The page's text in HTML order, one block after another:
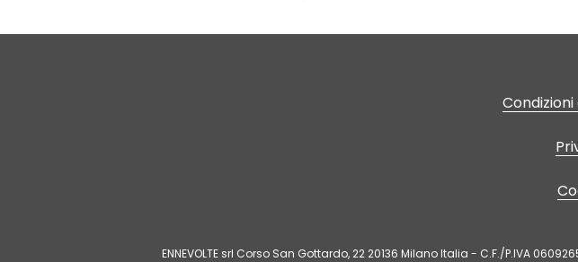
ENNEVOLTE srl Corso San Gottardo, 22 20136 Milano Italia - C.F./P.IVA